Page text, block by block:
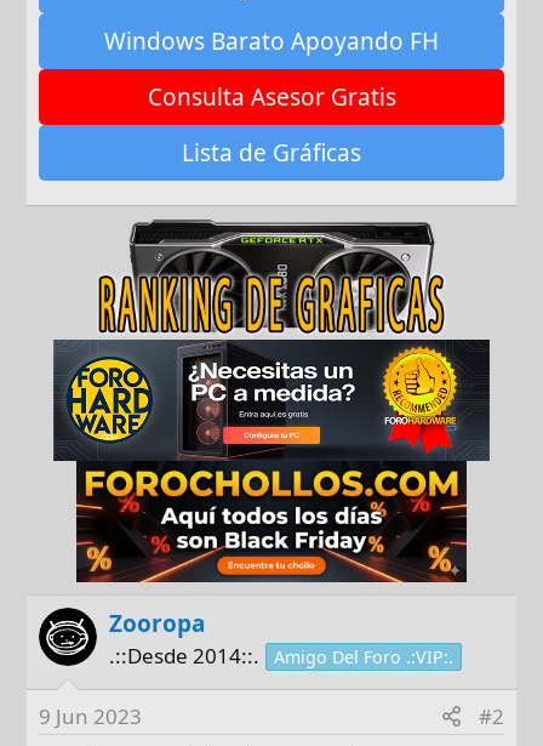
Windows Barato Apoyando FH
Consulta Asesor Gratis
Lista de Gráficas
Zooropa
.::Desde 2014::. Amigo Del Foro .:VIP:.
9 Jun 2023 #2